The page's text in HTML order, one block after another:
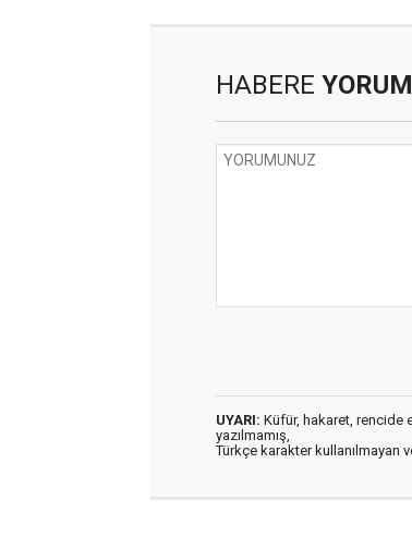
HABERE
UYARI: Küfür, hakaret, rencide
yazılmamış,
Türkçe karakter kullanılmayan